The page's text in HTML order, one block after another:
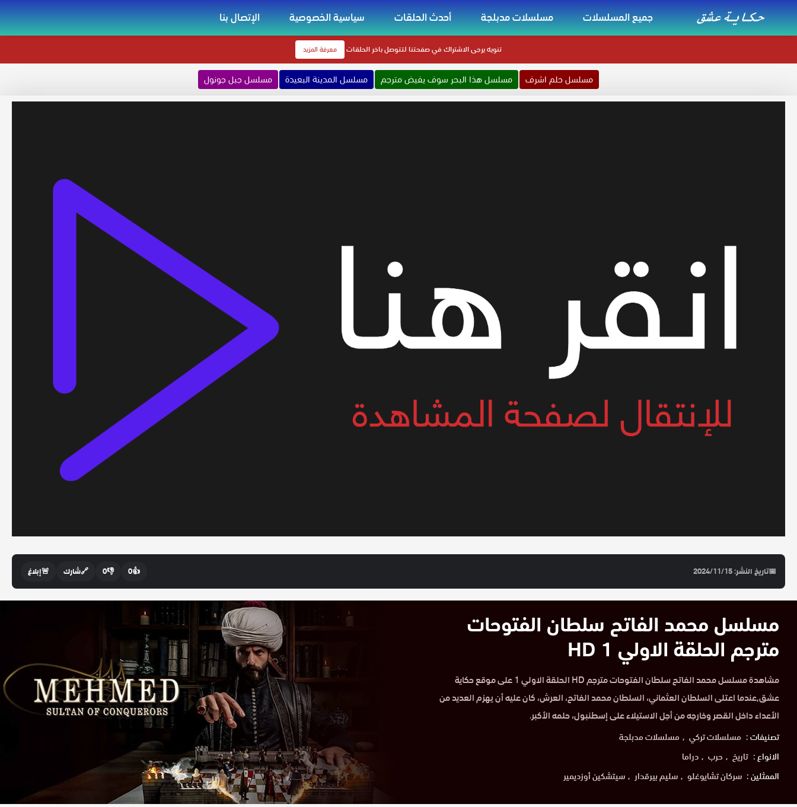
جميع المسلسلات مسلسلات مدبلجة أحدث الحلقات سياسية الخصوصية الإتصال بنا
تنويهيرجى الاشتراك في صفحتنا لتتوصل باخر الحلقات معرفة المزيد
مسلسل حلم اشرف مسلسل هذا البحر سوف يفيض مترجم مسلسل المدينة البعيدة مسلسل جبل جونول
📅تاريخ النشر: 2024/11/15 👍
0
👎
0
🔗شارك 🚨إبلاغ
مسلسل محمد الفاتح سلطان الفتوحات
مترجم الحلقة الاولي 1 HD
مشاهدة مسلسل محمد الفاتح سلطان الفتوحات مترجم HD الحلقة الاولي 1 على موقع حكاية
عشق,عندما اعتلى السلطان العثماني، السلطان محمد الفاتح، العرش، كان عليه أن يهزم العديد من
الأعداء داخل القصر وخارجه من أجل الاستيلاء على إسطنبول، حلمه الأكبر.
تصنيفات : مسلسلات تركي
مسلسلات مدبلجة
الانواع : تاريخ حرب
دراما
الممثلين : سركان تشايوغلو سليم بيرقدار سيتشكين أوزديمير